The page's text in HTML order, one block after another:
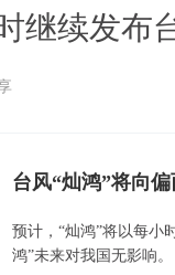
继续发布
台风“灿鸿”将向
预计，“灿鸿”将以每小
鸿”未来对我国无影响。